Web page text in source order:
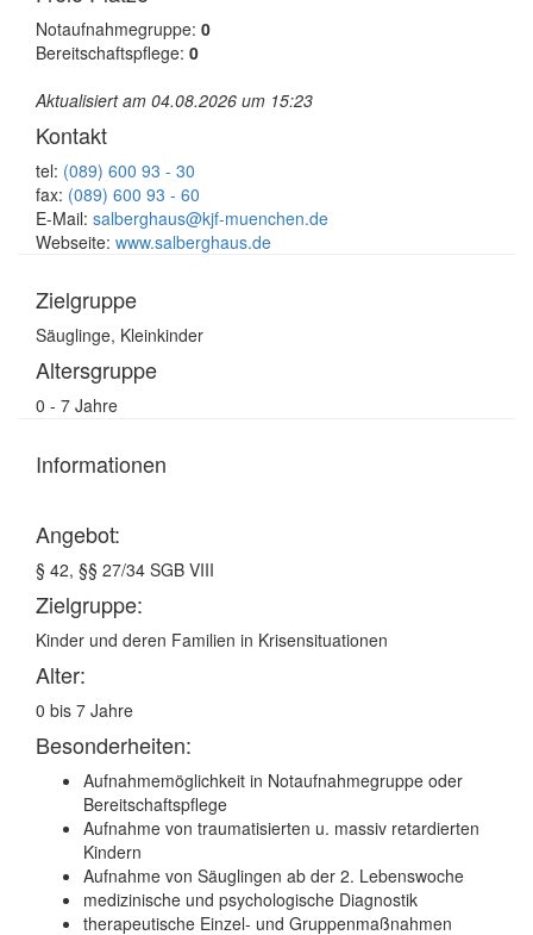
Notaufnahmegruppe: 0
Bereitschaftspflege: 0
Aktualisiert am 04.08.2026 um 15:23
Kontakt
tel: (089) 600 93 - 30
fax: (089) 600 93 - 60
E-Mail: salberghaus@kjf-muenchen.de
Webseite: www.salberghaus.de
Zielgruppe
Säuglinge, Kleinkinder
Altersgruppe
0 - 7 Jahre
Informationen
Angebot:
§ 42, §§ 27/34 SGB VIII
Zielgruppe:
Kinder und deren Familien in Krisensituationen
Alter:
0 bis 7 Jahre
Besonderheiten:
Aufnahmemöglichkeit in Notaufnahmegruppe oder
Bereitschaftspflege
Aufnahme von traumatisierten u. massiv retardierten
Kindern
Aufnahme von Säuglingen ab der 2. Lebenswoche
medizinische und psychologische Diagnostik
therapeutische Einzel- und Gruppenmaßnahmen